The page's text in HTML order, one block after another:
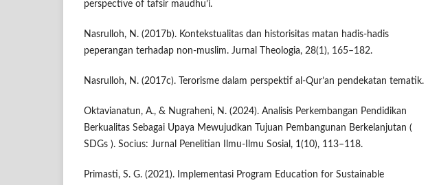
perspective of tafsir maudhu’i.
Nasrulloh, N. (2017b). Kontekstualitas dan historisitas matan hadis-hadis
peperangan terhadap non-muslim. Jurnal Theologia, 28(1), 165–182.
Nasrulloh, N. (2017c). Terorisme dalam perspektif al-Qur’an pendekatan tematik.
Oktavianatun, A., & Nugraheni, N. (2024). Analisis Perkembangan Pendidikan
Berkualitas Sebagai Upaya Mewujudkan Tujuan Pembangunan Berkelanjutan (
SDGs ). Socius: Jurnal Penelitian Ilmu-Ilmu Sosial, 1(10), 113–118.
Primasti, S. G. (2021). Implementasi Program Education for Sustainable